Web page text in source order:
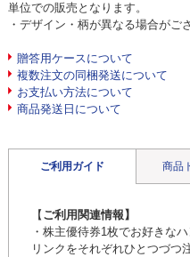
単位での販売となります。
・デザイン・柄が異なる場合がご
贈答用ケースについて
複数注文の同梱発送について
お支払い方法について
商品発送日について
ご利用ガイド 商品
【 ご利用関連情報】
・株主優待券1枚でお好きな
リンクをそれぞれひとつづつ